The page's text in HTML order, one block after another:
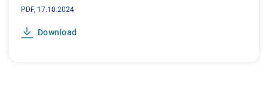
PDF 17.10.2024
Download